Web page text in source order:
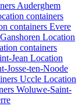
Auderghem
containers
containers Evere
Ganshoren Location
containers
Jean Location
Josse-ten-Noode
Uccle Location
Woluwe-Saint-